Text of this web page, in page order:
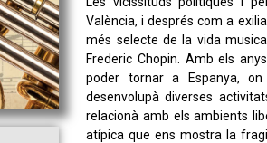
València, i després com a
més selecte de la vida
Frederic Chopin. Amb els
poder tornar a Espanya,
desenvolupà diverses
relacionà amb els ambients
atípica que ens mostra la